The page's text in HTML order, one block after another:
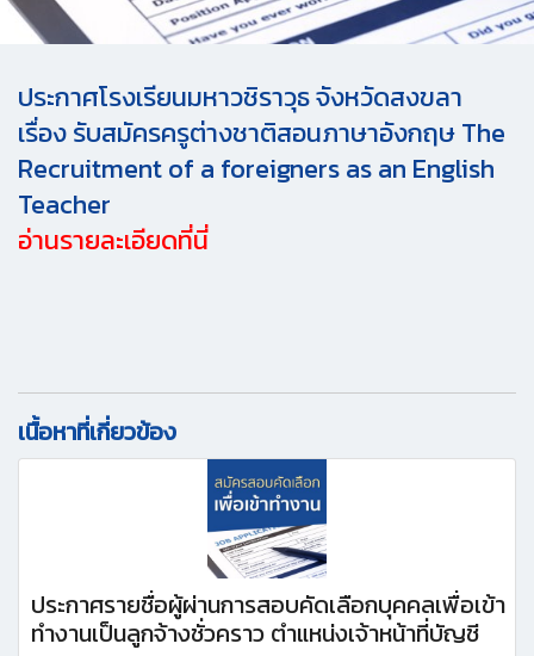
ประกาศโรงเรียนมหาวชิราวุธ จังหวัดสงขลา
เรื่อง รับสมัครครูต่างชาติสอนภาษาอังกฤษ The
Recruitment of a foreigners as an English
Teacher
อ่านรายละเอียดที่นี่
เนื้อหาที่เกี่ยวข้อง
ประกาศรายชื่อผู้ผ่านการสอบคัดเลือกบุคคลเพื่อเข้า
ทำงานเป็นลูกจ้างชั่วคราว ตำแหน่งเจ้าหน้าที่บัญชี